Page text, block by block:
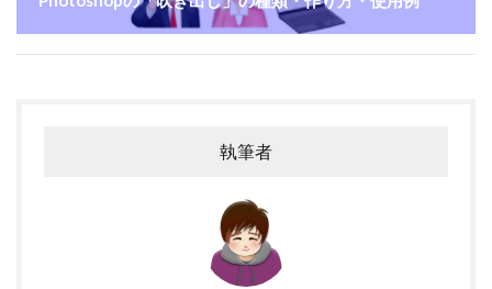
執筆者